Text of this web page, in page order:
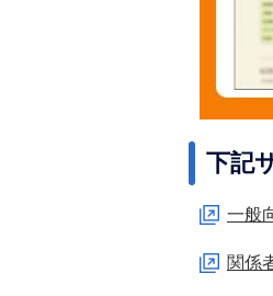
下記
一般
関係